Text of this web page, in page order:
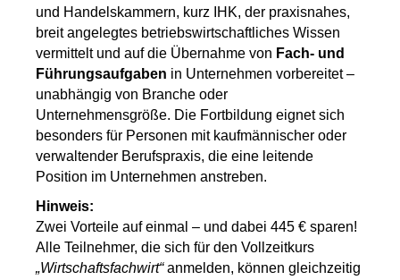
und Handelskammern, kurz IHK, der praxisnahes,
breit angelegtes betriebswirtschaftliches Wissen
vermittelt und auf die Übernahme von Fach- und
Führungsaufgaben in Unternehmen vorbereitet –
unabhängig von Branche oder
Unternehmensgröße. Die Fortbildung eignet sich
besonders für Personen mit kaufmännischer oder
verwaltender Berufspraxis, die eine leitende
Position im Unternehmen anstreben.
Hinweis:
Zwei Vorteile auf einmal – und dabei 445 € sparen!
Alle Teilnehmer, die sich für den Vollzeitkurs
„Wirtschaftsfachwirt“anmelden, können gleichzeitig